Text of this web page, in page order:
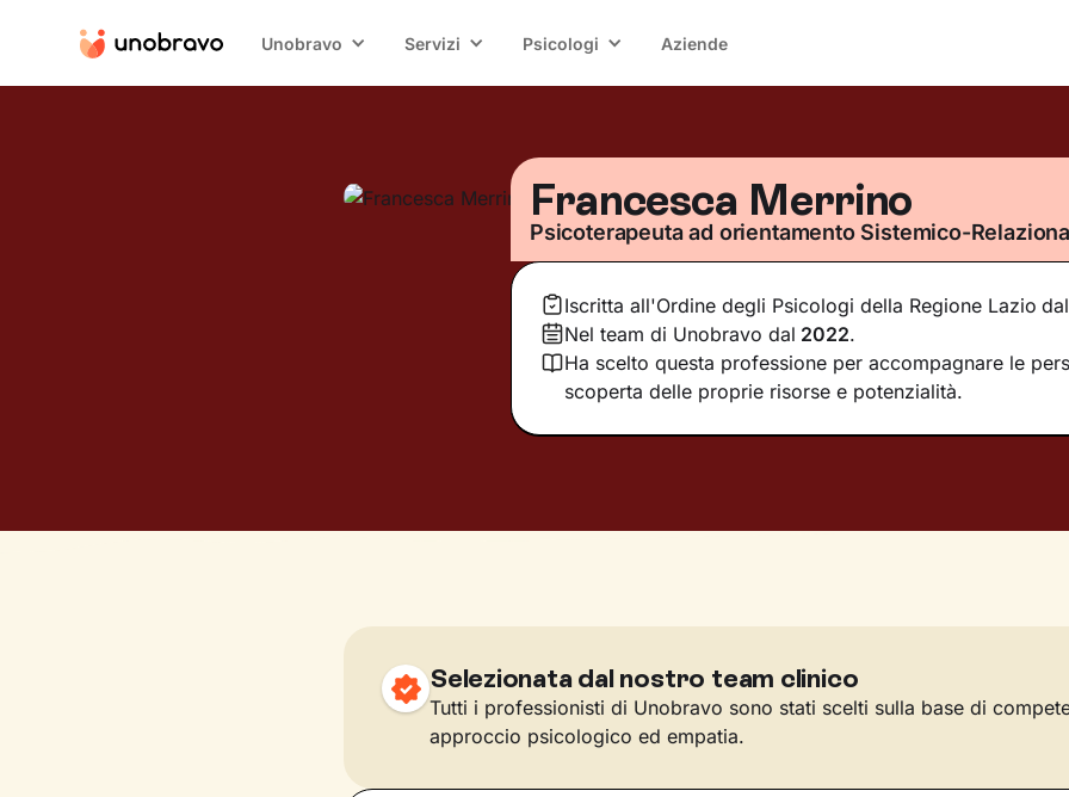
Unobravo Servizi Psicologi Aziende
Francesca Merrino
Psicoterapeuta ad orientamento Sistemico-
Iscritta all'Ordine degli Psicologi della Regione Lazio dal
Nel team di Unobravo dal 2022.
Ha scelto questa professione per accompagnare le
scoperta delle proprie risorse e potenzialità.
Selezionata dal nostro team clinico
Tutti i professionisti di Unobravo sono stati scelti sulla base di
approccio psicologico ed empatia.